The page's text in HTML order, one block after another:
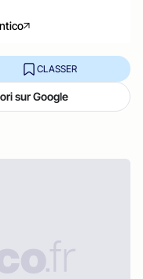
CLASSER
sur Google